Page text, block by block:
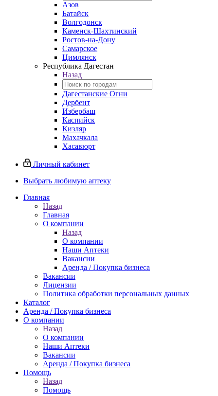
Азов
Батайск
Волгодонск
Каменск-Шахтинский
Ростов-на-Дону
Самарское
Цимлянск
Республика Дагестан
Назад
Дагестанские Огни
Дербент
Избербаш
Каспийск
Кизляр
Махачкала
Хасавюрт
Личный кабинет
Выбрать любимую аптеку
Главная
Назад
Главная
О компании
Назад
О компании
Наши Аптеки
Вакансии
Аренда / Покупка бизнеса
Вакансии
Лицензии
Политика обработки персональных данных
Каталог
Аренда / Покупка бизнеса
О компании
Назад
О компании
Наши Аптеки
Вакансии
Аренда / Покупка бизнеса
Помощь
Назад
Помощь